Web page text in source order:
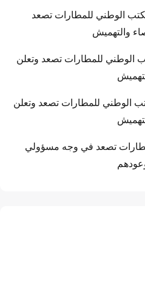
الوطني للمطارات تصعد
والتهميش
الوطني للمطارات تصعد وتعلن
الوطني للمطارات تصعد وتعلن
تصعد في وجه مسؤولي